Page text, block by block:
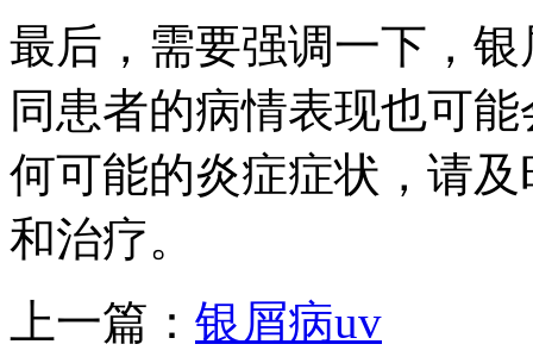
最后，需要强调一下，
同患者的病情表现也可
何可能的炎症症状，请
和治疗。
上一篇： 银屑病uv